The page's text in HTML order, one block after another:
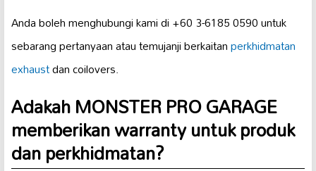
Anda boleh menghubungi kami di +60 3-6185 0590 untuk
sebarang pertanyaan atau temujanji berkaitanperkhidmatan
exhaustdan coilovers.
Adakah MONSTER PRO GARAGE
memberikan warranty untuk produk
dan perkhidmatan?